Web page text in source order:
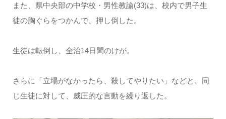
また、県中央部の中学校・男性教諭(33)は、校内で男子生
徒の胸ぐらをつかんで、押し倒した。
生徒は転倒し、全治14日間のけが。
さらに「立場がなかったら、殺してやりたい」などと、同
じ生徒に対して、威圧的な言動を繰り返した。